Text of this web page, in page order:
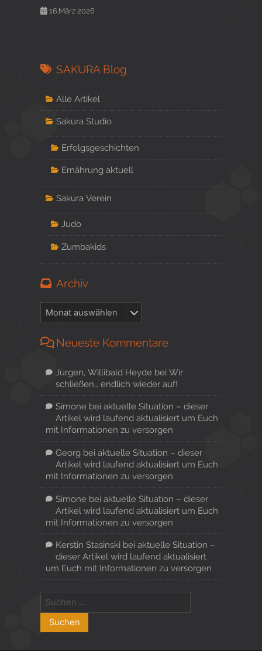
16.März 2026
SAKURA Blog
Alle Artikel
Sakura Studio
Erfolgsgeschichten
Ernährung aktuell
Sakura Verein
Judo
Zumbakids
Archiv
Neueste Kommentare
Jürgen, Willibald Heydebei Wir
schließen… endlich wieder auf!
Simonebei aktuelle Situation – dieser
Artikel wird laufend aktualisiert um Euch
mit Informationen zu versorgen
Georg bei aktuelle Situation – dieser
Artikel wird laufend aktualisiert um Euch
mit Informationen zu versorgen
Simonebei aktuelle Situation – dieser
Artikel wird laufend aktualisiert um Euch
mit Informationen zu versorgen
Kerstin Stasinski bei aktuelle Situation –
dieser Artikel wird laufend aktualisiert
um Euch mit Informationen zu versorgen